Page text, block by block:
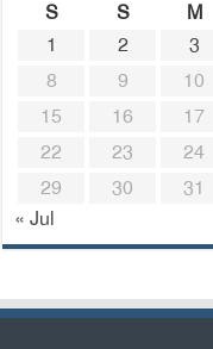
S
S M
1
2 3
8
9 10
15
16 17
22
23 24
29
30
31
« Jul